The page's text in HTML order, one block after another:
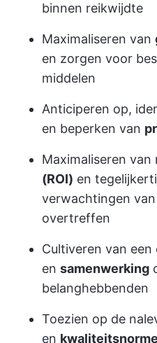
binnen reikwijdte
Maximaliseren van
en zorgen voor
middelen
Anticiperen op,
en beperken van
Maximaliseren
(ROI) en
verwachtingen
overtreffen
Cultiveren van
en samenwerking
belanghebbenden
Toezien op de
en